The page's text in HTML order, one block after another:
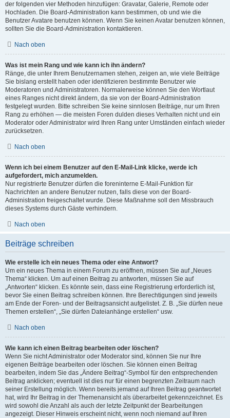
der folgenden vier Methoden hinzufügen: Gravatar, Galerie, Remote oder
Hochladen. Die Board-Administration kann bestimmen, ob und wie die
Benutzer Avatare benutzen können. Wenn Sie keinen Avatar benutzen können,
sollten Sie die Board-Administration kontaktieren.
Nach oben
Was ist mein Rang und wie kann ich ihn ändern?
Ränge, die unter Ihrem Benutzernamen stehen, zeigen an, wie viele Beiträge
Sie bislang erstellt haben oder identifizieren bestimmte Benutzer wie
Moderatoren und Administratoren. Normalerweise können Sie den Wortlaut
eines Ranges nicht direkt ändern, da sie von der Board-Administration
festgelegt wurden. Bitte schreiben Sie keine sinnlosen Beiträge, nur um Ihren
Rang zu erhöhen — die meisten Foren dulden dieses Verhalten nicht und ein
Moderator oder Administrator wird Ihren Rang unter Umständen einfach wieder
zurücksetzen.
Nach oben
Wenn ich bei einem Benutzer auf den E-Mail-Link klicke, werde ich
aufgefordert, mich anzumelden.
Nur registrierte Benutzer dürfen die foreninterne E-Mail-Funktion für
Nachrichten an andere Benutzer nutzen, falls diese von der Board-
Administration freigeschaltet wurde. Diese Maßnahme soll den Missbrauch
dieses Systems durch Gäste verhindern.
Nach oben
Beiträge schreiben
Wie erstelle ich ein neues Thema oder eine Antwort?
Um ein neues Thema in einem Forum zu eröffnen, müssen Sie auf „Neues
Thema“ klicken. Um auf einen Beitrag zu antworten, müssen Sie auf
„Antworten“ klicken. Es könnte sein, dass eine Registrierung erforderlich ist,
bevor Sie einen Beitrag schreiben können. Ihre Berechtigungen sind jeweils
am Ende der Foren- und der Beitragsansicht aufgelistet. Z. B. „Sie dürfen neue
Themen erstellen“, „Sie dürfen Dateianhänge erstellen“ usw.
Nach oben
Wie kann ich einen Beitrag bearbeiten oder löschen?
Wenn Sie nicht Administrator oder Moderator sind, können Sie nur Ihre
eigenen Beiträge bearbeiten oder löschen. Sie können einen Beitrag
bearbeiten, indem Sie das „Ändere Beitrag“-Symbol für den entsprechenden
Beitrag anklicken; eventuell ist dies nur für einen begrenzten Zeitraum nach
seiner Erstellung möglich. Wenn bereits jemand auf Ihren Beitrag geantwortet
hat, wird Ihr Beitrag in der Themenansicht als überarbeitet gekennzeichnet. Es
wird sowohl die Anzahl als auch der letzte Zeitpunkt der Bearbeitungen
angezeigt. Dieser Hinweis erscheint nicht, wenn noch niemand auf Ihren